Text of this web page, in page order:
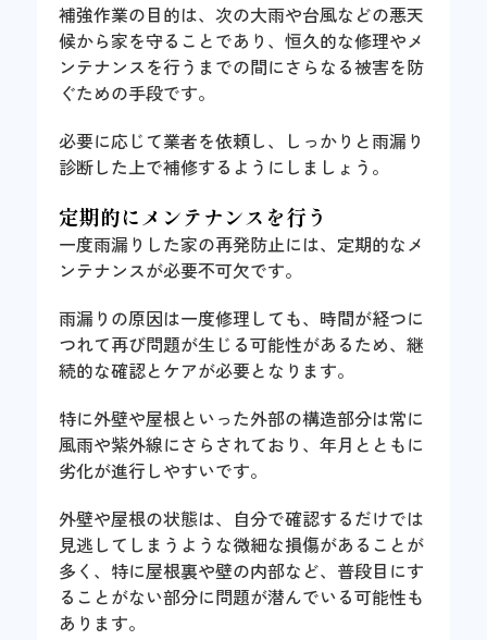
補強作業の目的は、次の大雨や台風などの悪天
候から家を守ることであり、恒久的な修理やメ
ンテナンスを行うまでの間にさらなる被害を防
ぐための手段です。
必要に応じて業者を依頼し、しっかりと雨漏り
診断した上で補修するようにしましょう。
定期的にメンテナンスを行う
一度雨漏りした家の再発防止には、定期的なメ
ンテナンスが必要不可欠です。
雨漏りの原因は一度修理しても、時間が経つに
つれて再び問題が生じる可能性があるため、継
続的な確認とケアが必要となります。
特に外壁や屋根といった外部の構造部分は常に
風雨や紫外線にさらされており、年月とともに
劣化が進行しやすいです。
外壁や屋根の状態は、自分で確認するだけでは
見逃してしまうような微細な損傷があることが
多く、特に屋根裏や壁の内部など、普段目にす
ることがない部分に問題が潜んでいる可能性も
あります。